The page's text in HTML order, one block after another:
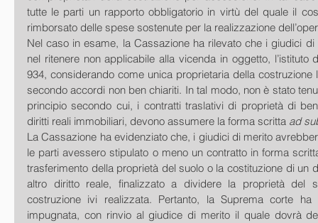
tutte le parti un rapporto obbligatorio in virtù del quale il
rimborsato delle spese sostenute per la realizzazione
Nel caso in esame, la Cassazione ha rilevato che i giudici di
nel ritenere non applicabile alla vicenda in oggetto, l’istituto
934, considerando come unica proprietaria della costruzione
secondo accordi non ben chiariti. In tal modo, non è stato
principio secondo cui, i contratti traslativi di proprietà di
diritti reali immobiliari, devono assumere la forma scritta ad
La Cassazione ha evidenziato che, i giudici di merito
le parti avessero stipulato o meno un contratto in forma
trasferimento della proprietà del suolo o la costituzione di un
altro diritto reale, finalizzato a dividere la proprietà del
costruzione ivi realizzata. Pertanto, la Suprema corte
impugnata, con rinvio al giudice di merito il quale dovrà